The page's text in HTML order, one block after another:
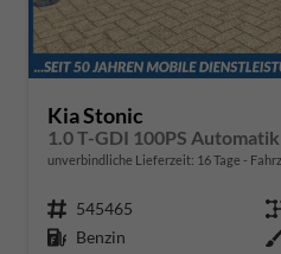
Kia Stonic
unverbindliche Lieferzeit: 16 Tage
Fahrzeugnr. 545465
Kraftstoff Benzin